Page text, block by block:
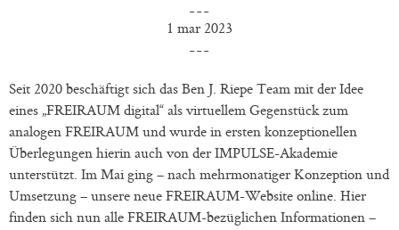
1 mar 2023
Seit 2020 beschäftigt sich das Ben J. Riepe Team mit der Idee
eines „FREIRAUM digital“ als virtuellem Gegenstück zum
analogen FREIRAUM und wurde in ersten konzeptionellen
Überlegungen hierin auch von der IMPULSE-Akademie
unterstützt. Im Mai ging – nach mehrmonatiger Konzeption und
Umsetzung – unsere neue FREIRAUM-Website online. Hier
finden sich nun alle FREIRAUM-bezüglichen Informationen –